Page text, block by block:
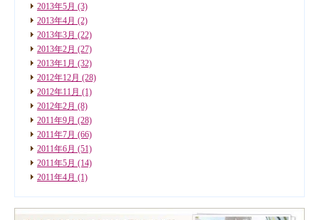
2013年5月 (3)
2013年4月 (2)
2013年3月 (22)
2013年2月 (27)
2013年1月 (32)
2012年12月 (28)
2012年11月 (1)
2012年2月 (8)
2011年9月 (28)
2011年7月 (66)
2011年6月 (51)
2011年5月 (14)
2011年4月 (1)